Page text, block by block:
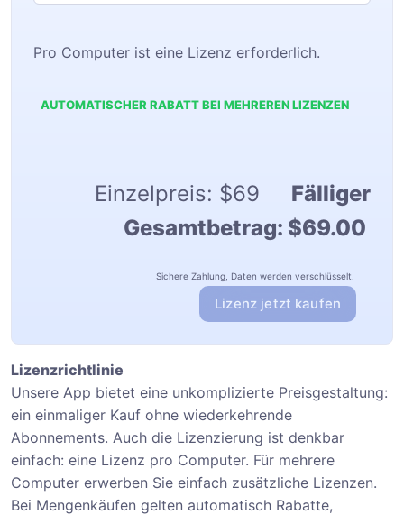
Pro Computer ist eine Lizenz erforderlich.
AUTOMATISCHER RABATT BEI MEHREREN LIZENZEN
Einzelpreis: $69
Fälliger
Gesamtbetrag: $69.00
Sichere Zahlung, Daten werden verschlüsselt.
Lizenz jetzt kaufen
Lizenzrichtlinie
Unsere App bietet eine unkomplizierte Preisgestaltung:
ein einmaliger Kauf ohne wiederkehrende
Abonnements. Auch die Lizenzierung ist denkbar
einfach: eine Lizenz pro Computer. Für mehrere
Computer erwerben Sie einfach zusätzliche Lizenzen.
Bei Mengenkäufen gelten automatisch Rabatte,